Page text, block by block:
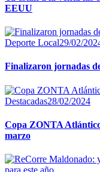
EEUU
Deporte Local29/02/
Finalizaron jornadas
Destacadas28/02/2024
Copa ZONTA
marzo